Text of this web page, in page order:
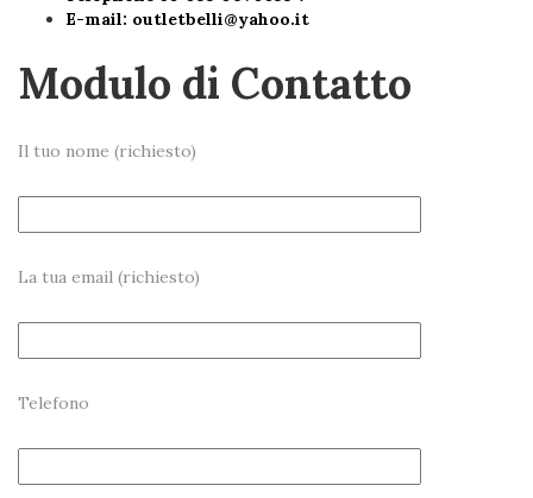
E-mail: outletbelli@yahoo.it
Modulo di Contatto
Il tuo nome (richiesto)
La tua email (richiesto)
Telefono